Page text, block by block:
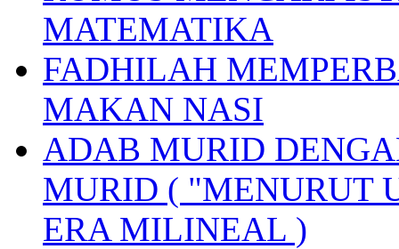
MATEMATIKA
FADHILAH
MAKAN NASI
ADAB MURID
MURID ( "MENURUT
ERA MILINEAL )